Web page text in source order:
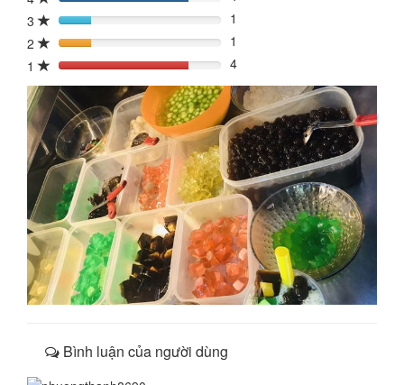
3
20%
1
2
20%
1
1
80% 4
Bình luận của người dùng